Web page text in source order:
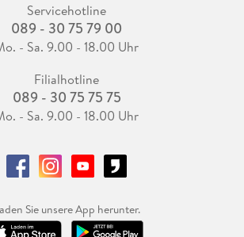
Servicehotline
089 - 30 75 79 00
- Sa. 9.00 - 18.00 Uhr
Filialhotline
089 - 30 75 75 75
- Sa. 9.00 - 18.00 Uhr
Sie unsere App herunter.